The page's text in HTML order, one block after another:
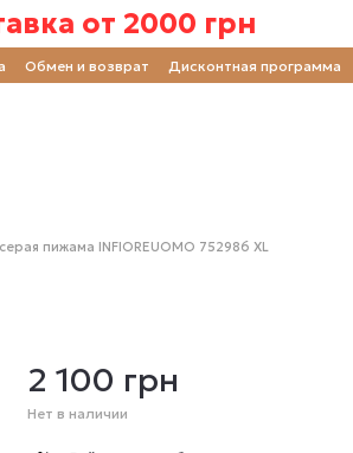
от 2000 грн
Обмен и возврат Дисконтная программа
пижама INFIOREUOMO 752986 XL
2 100 грн
Нет в наличии